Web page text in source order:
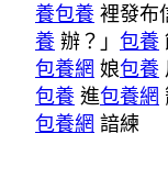
養包養 裡發布
養 辦？」 包養
包養網 娘包養
包養 進包養網
包養網 諳練